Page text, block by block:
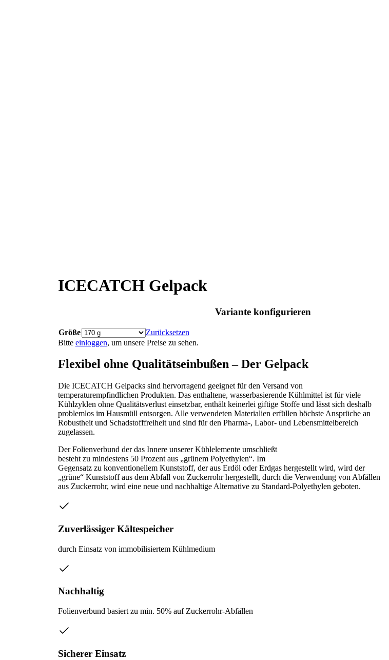
ICECATCH Gelpack
Variante konfigurieren
Größe
Zurücksetzen
Bitte einloggen, um unsere Preise zu sehen.
Flexibel ohne Qualitätseinbußen – Der Gelpack
Die ICECATCH Gelpacks sind hervorragend geeignet für den Versand von
temperaturempfindlichen Produkten. Das enthaltene, wasserbasierende Kühlmittel ist für viele
Kühlzyklen ohne Qualitätsverlust einsetzbar, enthält keinerlei giftige Stoffe und lässt sich deshalb
problemlos im Hausmüll entsorgen. Alle verwendeten Materialien erfüllen höchste Ansprüche an
Robustheit und Schadstofffreiheit und sind für den Pharma-, Labor- und Lebensmittelbereich
zugelassen.
Der Folienverbund der das Innere unserer Kühlelemente umschließt
besteht zu mindestens 50 Prozent aus „grünem Polyethylen“. Im
Gegensatz zu konventionellem Kunststoff, der aus Erdöl oder Erdgas hergestellt wird, wird der
„grüne“ Kunststoff aus dem Abfall von Zuckerrohr hergestellt, durch die Verwendung von Abfällen
aus Zuckerrohr, wird eine neue und nachhaltige Alternative zu Standard-Polyethylen geboten.
Zuverlässiger Kältespeicher
durch Einsatz von immobilisiertem Kühlmedium
Nachhaltig
Folienverbund basiert zu min. 50% auf Zuckerrohr-Abfällen
Sicherer Einsatz